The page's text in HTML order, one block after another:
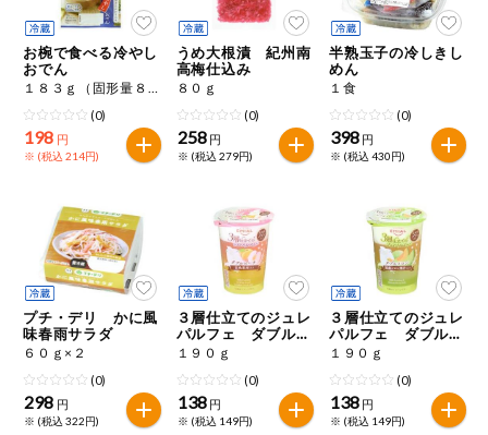
組合員さんの
リクエスト
よりすぐり
オーガニック
ベビー・キッ
ズ関連
サプリメン
ト・栄養補助
食品
アレルゲン対
応
エシカル
お椀で食べる冷やし
おでん
１８３ｇ（固形量８２ｇ）
(0)
198 円
※ (税込 214円)
うめ大根漬 紀州南
高梅仕込み
８０ｇ
(0)
258 円
※ (税込 279円)
半熟玉子の冷しきし
めん
１食
(0)
398 円
※ (税込 430円)
プチ・デリ かに風
味春雨サラダ
６０ｇ×２
(0)
298 円
※ (税込 322円)
３層仕立てのジュレ
パルフェ ダブルピ
ーチ
１９０ｇ
(0)
138 円
※ (税込 149円)
３層仕立てのジュレ
パルフェ ダブルメ
ロン
１９０ｇ
(0)
138 円
※ (税込 149円)